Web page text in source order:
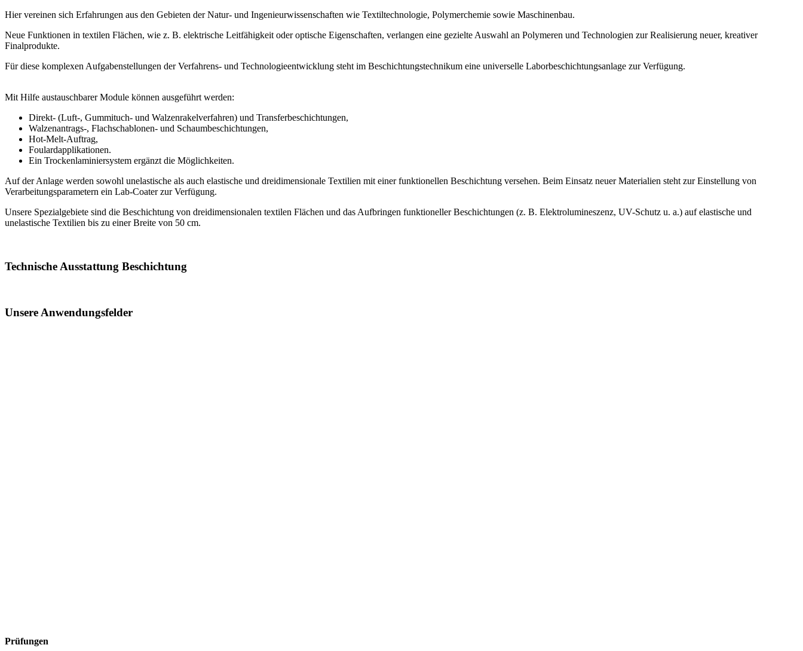
Hier vereinen sich Erfahrungen aus den Gebieten der Natur- und Ingenieurwissenschaften wie Textiltechnologie, Polymerchemie sowie Maschinenbau.
Neue Funktionen in textilen Flächen, wie z. B. elektrische Leitfähigkeit oder optische Eigenschaften, verlangen eine gezielte Auswahl an Polymeren und Technologien zur Realisierung neuer, kreativer
Finalprodukte.
Für diese komplexen Aufgabenstellungen der Verfahrens- und Technologieentwicklung steht im Beschichtungstechnikum eine universelle Laborbeschichtungsanlage zur Verfügung.
Mit Hilfe austauschbarer Module können ausgeführt werden:
Direkt- (Luft-, Gummituch- und Walzenrakelverfahren) und Transferbeschichtungen,
Walzenantrags-, Flachschablonen- und Schaumbeschichtungen,
Hot-Melt-Auftrag,
Foulardapplikationen.
Ein Trockenlaminiersystem ergänzt die Möglichkeiten.
Auf der Anlage werden sowohl unelastische als auch elastische und dreidimensionale Textilien mit einer funktionellen Beschichtung versehen. Beim Einsatz neuer Materialien steht zur Einstellung von
Verarbeitungsparametern ein Lab-Coater zur Verfügung.
Unsere Spezialgebiete sind die Beschichtung von dreidimensionalen textilen Flächen und das Aufbringen funktioneller Beschichtungen (z. B. Elektrolumineszenz, UV-Schutz u. a.) auf elastische und
unelastische Textilien bis zu einer Breite von 50 cm.
Technische Ausstattung Beschichtung
Unsere Anwendungsfelder
Prüfungen